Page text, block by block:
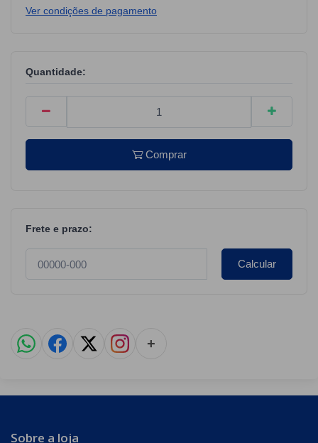
Ver condições de pagamento
Quantidade:
Comprar
Frete e prazo:
Calcular
+
Sobre a loja